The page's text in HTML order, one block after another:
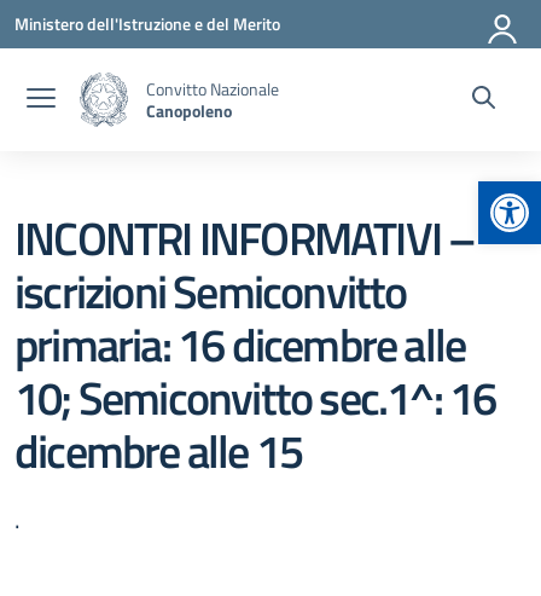
Vai ai contenuti
Vai al menu di navigazione
Vai al footer
Ministero dell'Istruzione e del Merito
Convitto Nazionale
Canopoleno
INCONTRI INFORMATIVI –
iscrizioni Semiconvitto
primaria: 16 dicembre alle
10; Semiconvitto sec.1^: 16
dicembre alle 15
.